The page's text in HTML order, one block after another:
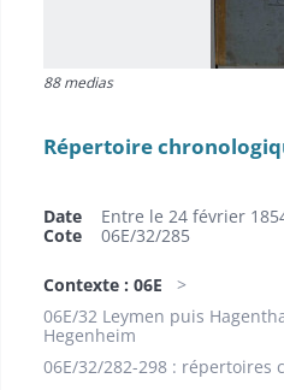
88 medias
Répertoire
Date
Entre le 24 février
Cote
06E/32/285
Contexte : 06E
06E/32 Leymen puis
Hegenheim
06E/32/282-298 : répertoires